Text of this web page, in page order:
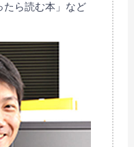
たら読む本」など